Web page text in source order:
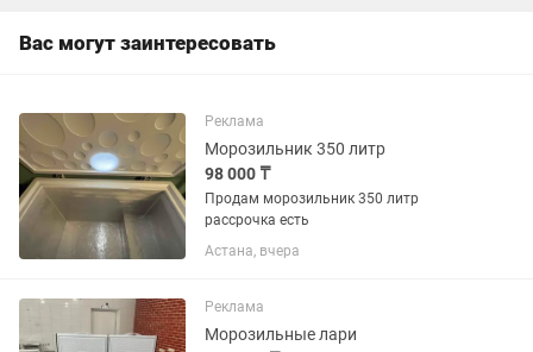
Вас могут заинтересовать
Реклама
Морозильник 350 литр
98 000 ₸
Продам морозильник 350 литр
рассрочка есть
Астана, вчера
Реклама
Морозильные лари